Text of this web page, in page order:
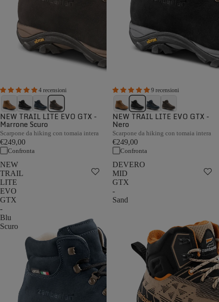
4 recensioni
NEW TRAIL LITE EVO GTX -
Marrone Scuro
Scarpone da hiking con tomaia intera
€249,00
Confronta
9 recensioni
NEW TRAIL LITE EVO GTX -
Nero
Scarpone da hiking con tomaia intera
€249,00
Confronta
NEW
TRAIL
LITE
EVO
GTX
-
Blu
Scuro
DEVERO
MID
GTX
-
Sand